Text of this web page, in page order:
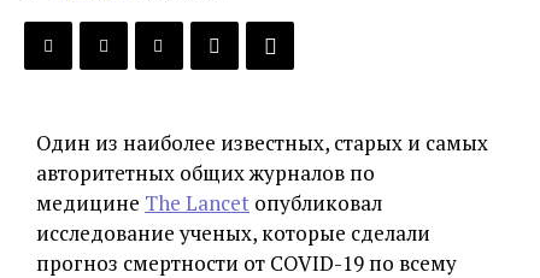
Один из наиболее известных, старых и самых
авторитетных общих журналов по
медицине The Lancet опубликовал
исследование ученых, которые сделали
прогноз смертности от COVID-19 по всему